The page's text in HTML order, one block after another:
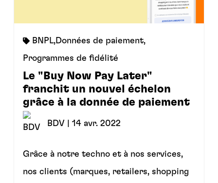
BNPL,Données de paiement,
Programmes de fidélité
Le "Buy Now Pay Later"
franchit un nouvel échelon
grâce à la donnée de paiement
BDV | 14 avr. 2022
Grâce à notre techno et à nos services,
nos clients (marques, retailers, shopping